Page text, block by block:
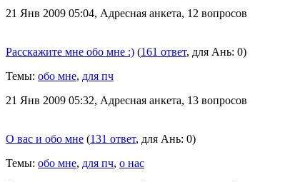
21 Янв 2009 05:04, Адресная анкета, 12 вопросов
Расскажите мне обо мне :) (161 ответ, для Ань: 0)
Темы: обо мне, для пч
21 Янв 2009 05:32, Адресная анкета, 13 вопросов
О вас и обо мне (131 ответ, для Ань: 0)
Темы: обо мне, для пч, о нас